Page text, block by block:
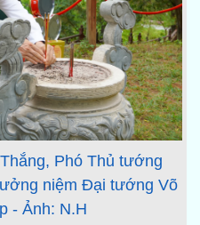
Phó Thủ tướng
niệm Đại tướng Võ
- Ảnh: N.H